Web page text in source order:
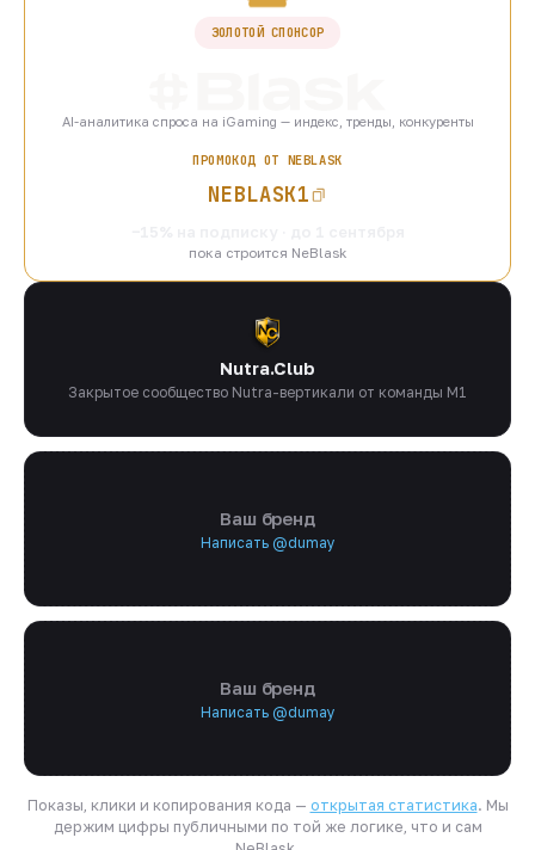
ЗОЛОТОЙ СПОНСОР
AI-аналитика спроса на iGaming — индекс, тренды, конкуренты
ПРОМОКОД ОТ NEBLASK
NEBLASK1
пока строится NeBlask
Nutra.Club
Закрытое сообщество Nutra-вертикали от команды M1
Ваш бренд
Написать @dumay
Ваш бренд
Написать @dumay
Показы, клики и копирования кода — открытая статистика. Мы
держим цифры публичными по той же логике, что и сам